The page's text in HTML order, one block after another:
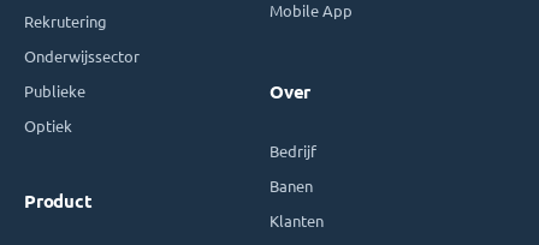
Rekrutering
Onderwijssector
Publieke
Optiek
Product
Mobile App
Over
Bedrijf
Banen
Klanten